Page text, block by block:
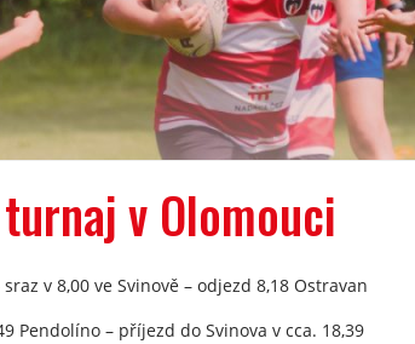
v Olomouci
v 8,00 ve Svinově – odjezd 8,18 Ostravan
Pendolíno – příjezd do Svinova v cca. 18,39